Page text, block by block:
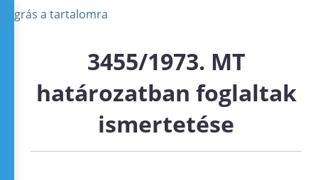
Ugrás a tartalomra
3455/1973. MT
határozatban foglaltak
ismertetése